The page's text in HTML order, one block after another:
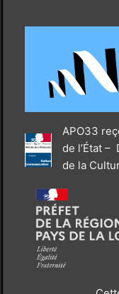
APO33
de l’État –
de la